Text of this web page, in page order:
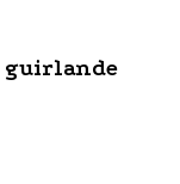
guirlande